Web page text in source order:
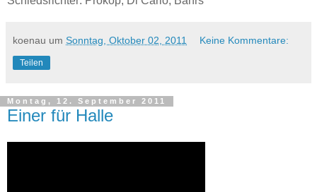
koenau um Sonntag, Oktober 02, 2011 Keine Kommentare:
Teilen
Montag, 12. September 2011
Einer für Halle